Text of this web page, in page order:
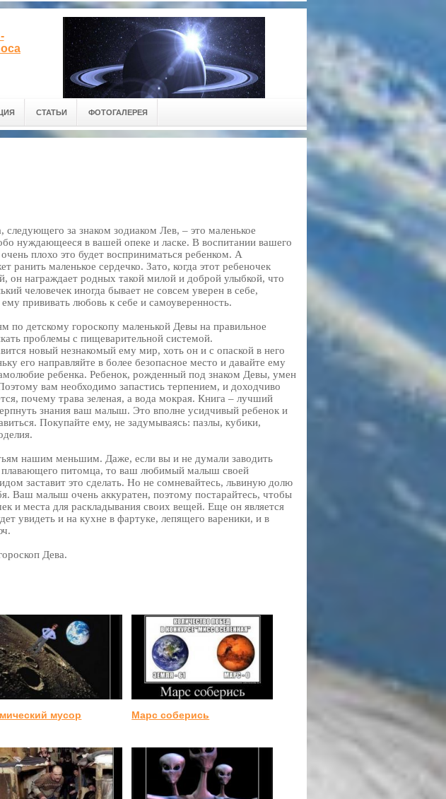
СТАТЬИ ФОТОГАЛЕРЕЯ
за знаком зодиаком Лев, – это маленькое
нуждающееся в вашей опеке и ласке. В воспитании вашего
плохо это будет восприниматься ребенком. А
ранить маленькое сердечко. Зато, когда этот ребеночек
он награждает родных такой милой и доброй улыбкой, что
человечек иногда бывает не совсем уверен в себе,
прививать любовь к себе и самоуверенность.
по детскому гороскопу маленькой Девы на правильное
проблемы с пищеварительной системой.
новый незнакомый ему мир, хоть он и с опаской в него
его направляйте в более безопасное место и давайте ему
ребенка. Ребенок, рожденный под знаком Девы, умен
вам необходимо запастись терпением, и доходчиво
почему трава зеленая, а вода мокрая. Книга – лучший
знания ваш малыш. Это вполне усидчивый ребенок и
Покупайте ему, не задумываясь: пазлы, кубики,
нашим меньшим. Даже, если вы и не думали заводить
плавающего питомца, то ваш любимый малыш своей
заставит это сделать. Но не сомневайтесь, львиную долю
Ваш малыш очень аккуратен, поэтому постарайтесь, чтобы
и места для раскладывания своих вещей. Еще он является
увидеть и на кухне в фартуке, лепящего вареники, и в
Дева.
мусор Марс соберись